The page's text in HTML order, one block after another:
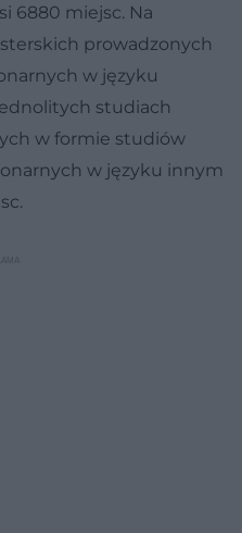
6880 miejsc. Na
prowadzonych
w języku
studiach
w formie studiów
w języku innym